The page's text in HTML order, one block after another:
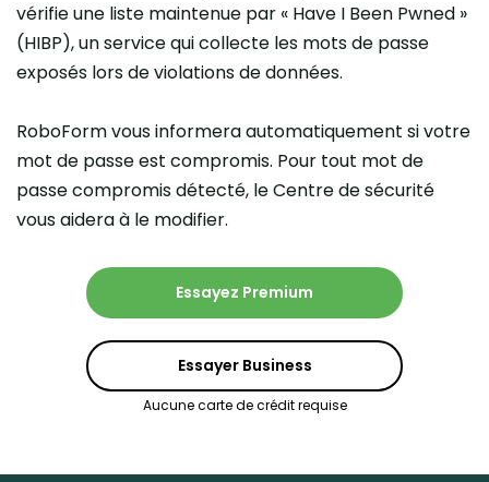
vérifie une liste maintenue par « Have I Been Pwned »
(HIBP), un service qui collecte les mots de passe
exposés lors de violations de données.
RoboForm vous informera automatiquement si votre
mot de passe est compromis. Pour tout mot de
passe compromis détecté, le Centre de sécurité
vous aidera à le modifier.
Essayer Business
Aucune carte de crédit requise
Essayez Premium